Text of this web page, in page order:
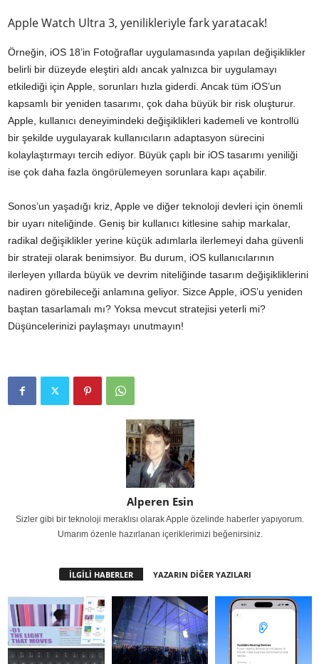
Apple Watch Ultra 3, yenilikleriyle fark yaratacak!
Örneğin, iOS 18’in Fotoğraflar uygulamasında yapılan değişiklikler
belirli bir düzeyde eleştiri aldı ancak yalnızca bir uygulamayı
etkilediği için Apple, sorunları hızla giderdi. Ancak tüm iOS’un
kapsamlı bir yeniden tasarımı, çok daha büyük bir risk oluşturur.
Apple, kullanıcı deneyimindeki değişiklikleri kademeli ve kontrollü
bir şekilde uygulayarak kullanıcıların adaptasyon sürecini
kolaylaştırmayı tercih ediyor. Büyük çaplı bir iOS tasarımı yeniliği
ise çok daha fazla öngörülemeyen sorunlara kapı açabilir.
Sonos’un yaşadığı kriz, Apple ve diğer teknoloji devleri için önemli
bir uyarı niteliğinde. Geniş bir kullanıcı kitlesine sahip markalar,
radikal değişiklikler yerine küçük adımlarla ilerlemeyi daha güvenli
bir strateji olarak benimsiyor. Bu durum, iOS kullanıcılarının
ilerleyen yıllarda büyük ve devrim niteliğinde tasarım değişikliklerini
nadiren görebileceği anlamına geliyor. Sizce Apple, iOS’u yeniden
baştan tasarlamalı mı? Yoksa mevcut stratejisi yeterli mi?
Düşüncelerinizi paylaşmayı unutmayın!
Alperen Esin
Sizler gibi bir teknoloji meraklısı olarak Apple özelinde haberler yapıyorum.
Umarım özenle hazırlanan içeriklerimizi beğenirsiniz.
İLGİLİ HABERLER YAZARIN DİĞER YAZILARI